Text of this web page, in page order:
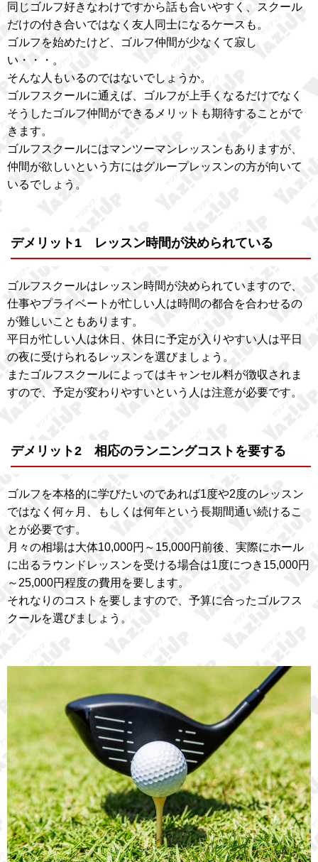
同じゴルフ好きなわけですから話も合いやすく、スクール
だけの付き合いではなく友人同士になるケースも。
ゴルフを始めたけど、ゴルフ仲間が少なくて寂し
い・・・。
そんな人もいるのではないでしょうか。
ゴルフスクールに通えば、ゴルフが上手くなるだけでなく
そうしたゴルフ仲間ができるメリットも期待することがで
きます。
ゴルフスクールにはマンツーマンレッスンもありますが、
仲間が欲しいという方にはグループレッスンの方が向いて
いるでしょう。
デメリット1 レッスン時間が決められている
ゴルフスクールはレッスン時間が決められていますので、
仕事やプライベートが忙しい人は時間の都合を合わせるの
が難しいこともあります。
平日が忙しい人は休日、休日に予定が入りやすい人は平日
の夜に受けられるレッスンを選びましょう。
またゴルフスクールによってはキャンセル料が徴収されま
すので、予定が変わりやすいという人は注意が必要です。
デメリット2 相応のランニングコストを要する
ゴルフを本格的に学びたいのであれば1度や2度のレッスン
ではなく何ヶ月、もしくは何年という長期間通い続けるこ
とが必要です。
月々の相場は大体10,000円～15,000円前後、実際にホール
に出るラウンドレッスンを受ける場合は1度につき15,000円
～25,000円程度の費用を要します。
それなりのコストを要しますので、予算に合ったゴルフス
クールを選びましょう。